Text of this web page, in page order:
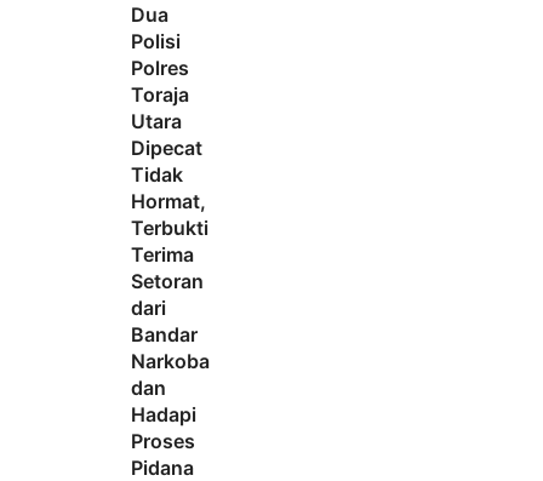
Dua
Polisi
Polres
Toraja
Utara
Dipecat
Tidak
Hormat,
Terbukti
Terima
Setoran
dari
Bandar
Narkoba
dan
Hadapi
Proses
Pidana